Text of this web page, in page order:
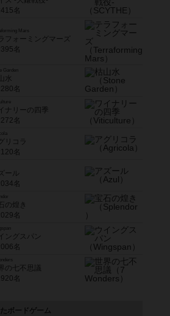
名
Mars
フォーミングマーズ
名
Garden
水
名
ナリーの四季
名
リコラ
名
ール
名
の煌き
名
ングスパン
名
の七不思議
名
ボードゲーム